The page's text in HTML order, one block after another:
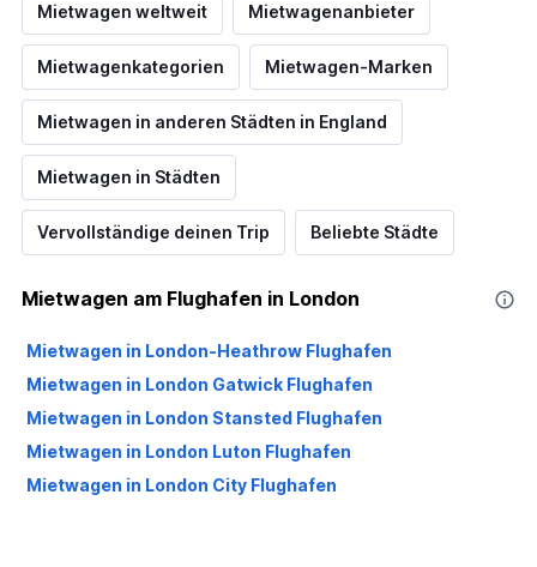
Mietwagen weltweit Mietwagenanbieter
Mietwagenkategorien Mietwagen-Marken
Mietwagen in anderen Städten in England
Mietwagen in Städten
Vervollständige deinen Trip Beliebte Städte
Mietwagen am Flughafen in London
Mietwagen in London-Heathrow Flughafen
Mietwagen in London Gatwick Flughafen
Mietwagen in London Stansted Flughafen
Mietwagen in London Luton Flughafen
Mietwagen in London City Flughafen